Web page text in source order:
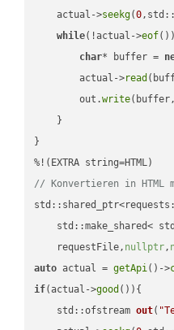
    actual->
seekg(0
while(!actual->eof
char* buffer =
        actual->
read
        out.
write
    }
}
// Konvertieren in HTML
std::make_shared<
    requestFile,
nullptr,
auto actual = getApi()->
if(actual->good ()){
std::ofstream out(